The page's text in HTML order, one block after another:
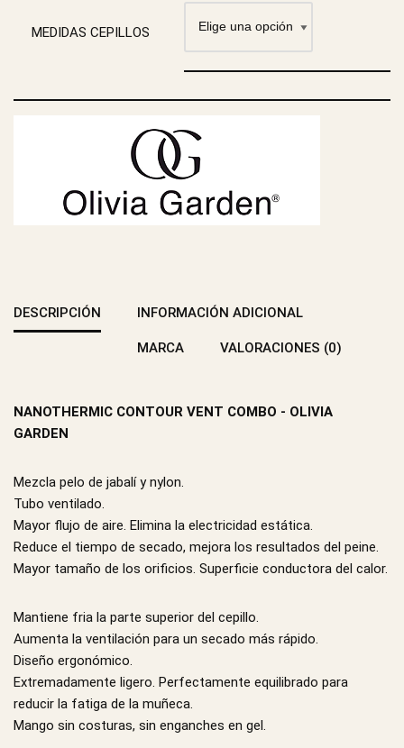
MEDIDAS CEPILLOS
DESCRIPCIÓN INFORMACIÓN ADICIONAL
MARCA VALORACIONES (0)
NANOTHERMIC CONTOUR VENT COMBO - OLIVIA
GARDEN
Mezcla pelo de jabalí y nylon.
Tubo ventilado.
Mayor flujo de aire. Elimina la electricidad estática.
Reduce el tiempo de secado, mejora los resultados del peine.
Mayor tamaño de los orificios. Superficie conductora del calor.
Mantiene fria la parte superior del cepillo.
Aumenta la ventilación para un secado más rápido.
Diseño ergonómico.
Extremadamente ligero. Perfectamente equilibrado para
reducir la fatiga de la muñeca.
Mango sin costuras, sin enganches en gel.